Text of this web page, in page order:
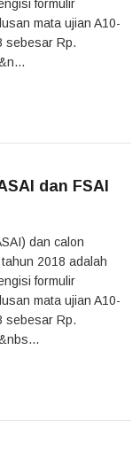
formulir
mata ujian A10-
sebesar Rp.
dan FSAI
dan calon
2018 adalah
formulir
mata ujian A10-
sebesar Rp.